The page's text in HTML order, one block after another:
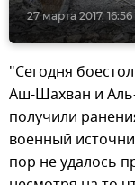
27 марта 2017, 16:56
"Сегодня
Аш-Шахван и
получили
военный
пор не удалось